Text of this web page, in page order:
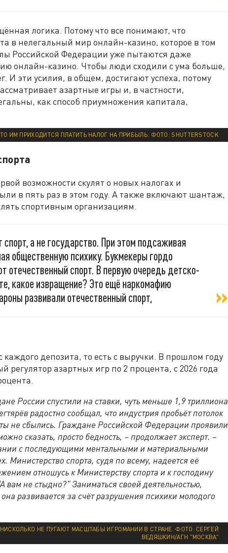
логика. Потому что все понимают, что
в нелегальный мир онлайн-казино, которое в том
Российской Федерации уже пытаются даже
онлайн-казино. Чтобы люди сходили с ума больше,
И эти усилия, в общем, достигают успеха, потому
азартные игры и, в частности,
как способ приумножения капитала,
ИМ ПРИХОДИТСЯ ПЛАТИТЬ НАЛОГ НА ПРИБЫЛЬ. ФОТО: SHUTTERSTOCK
возможности скулят о новых налогах и
в пять раз в этом году. А также включают шантаж,
спортивным организациям.
а не государство. При этом подсаживая
общественную психику. Букмекеры гордо
отечественный спорт. В первую очередь детско-
какое извращение? Это ещё наркомафию
развивали отечественный спорт,
депозита, то есть с выручки. В прошлом году
регулятор азартных игр по 2 процента, с 2026 года
России спустили на ставки, чуть меньше 1,9 триллиона
радостно сообщал, что индустрия пробьёт потолок
не сбылись. Граждане Российской Федерации проявили
сказать, просто бедность, – продолжает эксперт. –
с последующими ментальными и материальными
Министерство спорта, судя по всему, надеется её
отношусь к Министерству спорта и к господину
вам не стыдно?" Заниматься своей деятельностью,
развивается за счёт разрушения психики молодого
НЕ ПУГАЮТ МАСШТАБЫ ИГРОМАНИИ В СТРАНЕ. ФОТО: СЕРГЕЙ
ВЕДЯШКИН/АГН "МОСКВА"